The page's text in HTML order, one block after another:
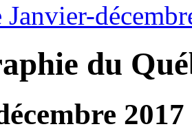
Janvier-
du
2017